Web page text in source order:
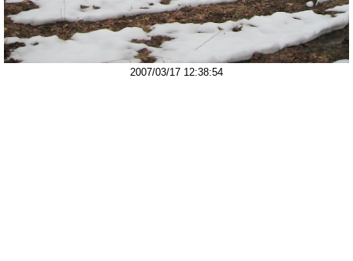
2007/03/17 12:38:54